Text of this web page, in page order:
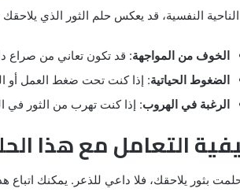
النفسية، قد يعكس حلم الثور الذي
الخوف من المواجهة: قد تكون تعاني من
الضغوط الحياتية: إذا كنت تحت ضغط العمل أو
الرغبة في الهروب: إذا كنت تهرب من الثور في
التعامل مع هذا
حلمت بثور يلاحقك، فلا داعي للذعر. يمكنك